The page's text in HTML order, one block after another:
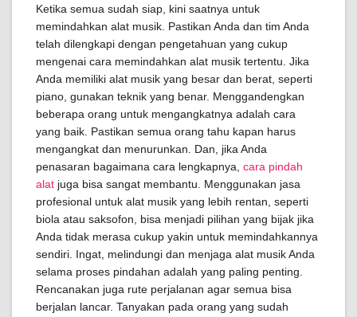
Ketika semua sudah siap, kini saatnya untuk
memindahkan alat musik. Pastikan Anda dan tim Anda
telah dilengkapi dengan pengetahuan yang cukup
mengenai cara memindahkan alat musik tertentu. Jika
Anda memiliki alat musik yang besar dan berat, seperti
piano, gunakan teknik yang benar. Menggandengkan
beberapa orang untuk mengangkatnya adalah cara
yang baik. Pastikan semua orang tahu kapan harus
mengangkat dan menurunkan. Dan, jika Anda
penasaran bagaimana cara lengkapnya, cara pindah
alat juga bisa sangat membantu. Menggunakan jasa
profesional untuk alat musik yang lebih rentan, seperti
biola atau saksofon, bisa menjadi pilihan yang bijak jika
Anda tidak merasa cukup yakin untuk memindahkannya
sendiri. Ingat, melindungi dan menjaga alat musik Anda
selama proses pindahan adalah yang paling penting.
Rencanakan juga rute perjalanan agar semua bisa
berjalan lancar. Tanyakan pada orang yang sudah